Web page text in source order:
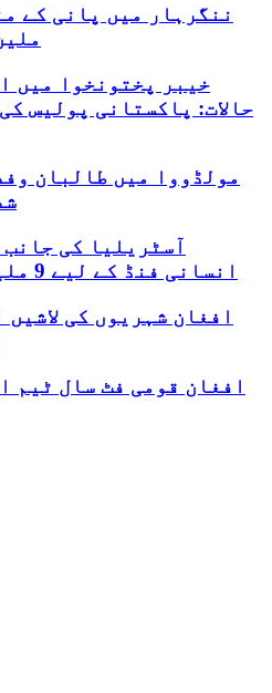
ننگرہار میں پانی کے
خیبر پختونخوا میں
حالات: پاکستانی پولیس
مولڈووا میں طالبان
آسٹریلیا کی
انسانی فنڈ کے لیے 9 ملین ڈالر کا تعاون
افغان شہریوں کی
افغان قومی فٹ سال ٹیم